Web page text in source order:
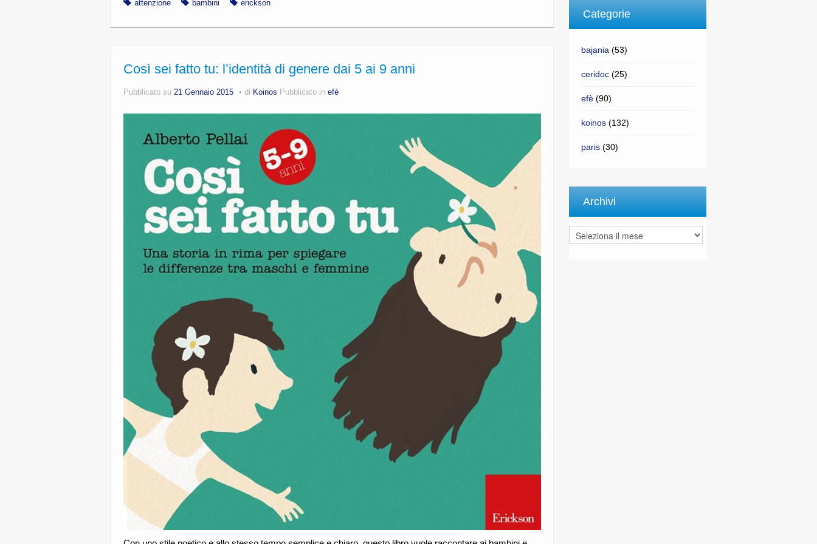
attenzione bambini erickson
Così sei fatto tu: l’identità di genere dai 5 ai 9 anni
Pubblicato su 21 Gennaio 2015 di Koinos Pubblicato in efè
Categorie
bajania (53)
ceridoc(25)
efè(90)
koinos(132)
paris(30)
Archivi
Archivi